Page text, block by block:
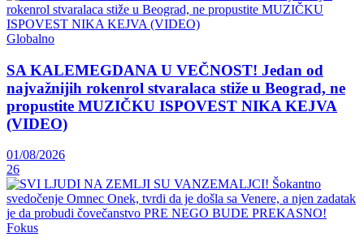
Globalno
SA KALEMEGDANA U VEČNOST! Jedan od
najvažnijih rokenrol stvaralaca stiže u Beograd, ne
propustite MUZIČKU ISPOVEST NIKA KEJVA
(VIDEO)
01/08/2026
26
Fokus